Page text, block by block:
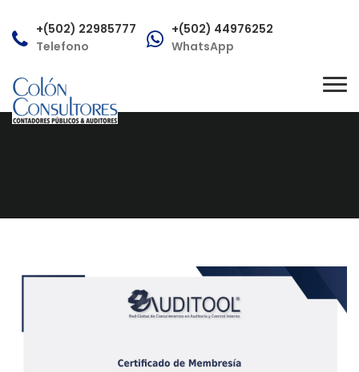
+(502) 22985777
Telefono
+(502) 44976252
WhatsApp
Correo